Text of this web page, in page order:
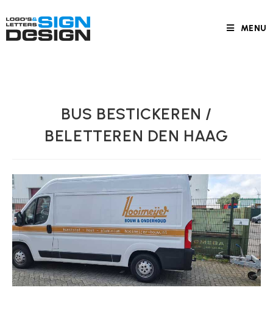
MENU
BUS BESTICKEREN /
BELETTEREN DEN HAAG